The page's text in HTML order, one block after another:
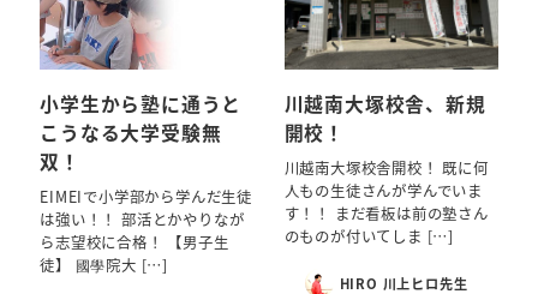
小学生から塾に通うと
こうなる大学受験無
双！
EIMEIで小学部から学んだ生徒
は強い！！ 部活とかやりなが
ら志望校に合格！ 【男子生
徒】 國學院大 […]
川越南大塚校舎、新規
開校！
川越南大塚校舎開校！ 既に何
人もの生徒さんが学んでいま
す！！ まだ看板は前の塾さん
のものが付いてしま […]
HIRO 川上ヒロ先生